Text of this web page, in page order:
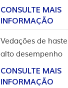
esférica de alta
pressão
CONSULTE MAIS
INFORMAÇÃO
Vedações de
alto desempenho
para aplicação em
hidrogênio
CONSULTE MAIS
INFORMAÇÃO